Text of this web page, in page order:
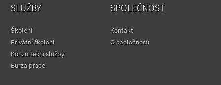
SLUŽBY
Školení
Privátní školení
Konzultační služby
Burza práce
SPOLEČNOST
Kontakt
O společnosti